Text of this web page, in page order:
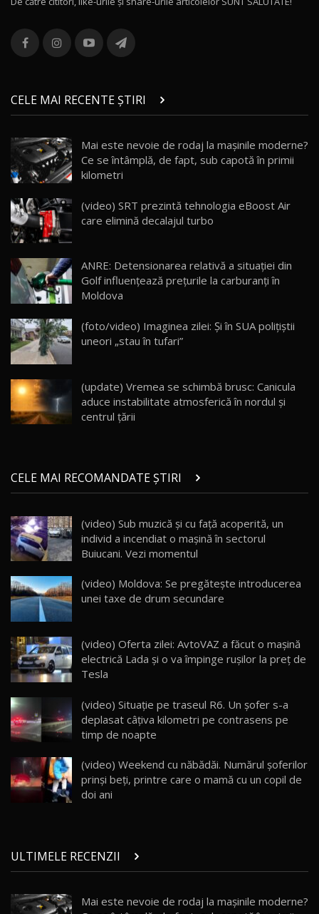
13
combină aventura cu luxul / AutoBlog.MD
36:08
chinez care face lumea să se întoarcă după el
/ AutoBlog.MD
17:27
15 14:37
16
AutoBlogMD
13:10
17 20:06
30:08
AutoBlog.MD
23:36
20
Noul ZEEKR 7X / Test Drive AutoBlog.MD
29:08
21
Micul BYD Dolphin Surf / Test Drive
AutoBlog.MD
16:59
22
Noua Mazda 6e / Test Drive AutoBlog.MD
26:59
23
Lynk & Co 01 / Test Drive AutoBlog.MD
25:19
24
ZEEKR 009: Cel mai Performant și Confortabil
Van Electric Testat în Moldova / AutoBlog.MD
26:38
mai Exclusiv și Puternic Defender Testat în
Moldova
32:21
26
AutoBlog.MD
10:57
28
Noul Geely Monjaro 2025! Mai ieftin și mai
dotat / Test Drive AutoBlog.MD
CELE MAI RECENTE ȘTIRI
Mai este nevoie de rodaj la mașinile moderne?
Ce se întâmplă, de fapt, sub capotă în primii
kilometri
(video) SRT prezintă tehnologia eBoost Air
care elimină decalajul turbo
ANRE: Detensionarea relativă a situației din
Golf influențează prețurile la carburanți în
Moldova
(foto/video) Imaginea zilei: Și în SUA polițiștii
uneori „stau în tufari”
(update) Vremea se schimbă brusc: Canicula
aduce instabilitate atmosferică în nordul și
centrul țării
CELE MAI RECOMANDATE ȘTIRI
(video) Sub muzică și cu față acoperită, un
individ a incendiat o mașină în sectorul
Buiucani. Vezi momentul
(video) Moldova: Se pregătește introducerea
unei taxe de drum secundare
(video) Oferta zilei: AvtoVAZ a făcut o mașină
electrică Lada și o va împinge rușilor la preț de
Tesla
(video) Situație pe traseul R6. Un șofer s-a
deplasat câțiva kilometri pe contrasens pe
timp de noapte
(video) Weekend cu năbădăi. Numărul șoferilor
prinși beți, printre care o mamă cu un copil de
doi ani
ULTIMELE RECENZII
Mai este nevoie de rodaj la mașinile moderne?